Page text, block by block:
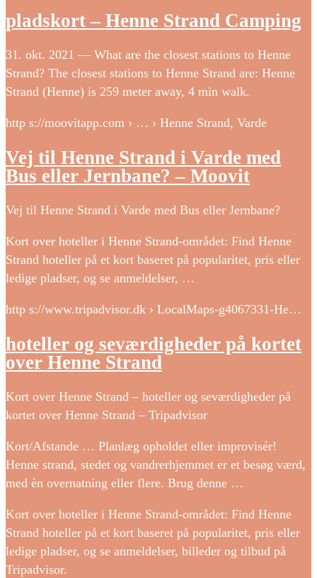
pladskort – Henne Strand Camping
31. okt. 2021 — What are the closest stations to Henne
Strand? The closest stations to Henne Strand are: Henne
Strand (Henne) is 259 meter away, 4 min walk.
http s://moovitapp.com › … › Henne Strand, Varde
Vej til Henne Strand i Varde med
Bus eller Jernbane? – Moovit
Vej til Henne Strand i Varde med Bus eller Jernbane?
Kort over hoteller i Henne Strand-området: Find Henne
Strand hoteller på et kort baseret på popularitet, pris eller
ledige pladser, og se anmeldelser, …
http s://www.tripadvisor.dk › LocalMaps-g4067331-He…
hoteller og seværdigheder på kortet
over Henne Strand
Kort over Henne Strand – hoteller og seværdigheder på
kortet over Henne Strand – Tripadvisor
Kort/Afstande … Planlæg opholdet eller improvisér!
Henne strand, stedet og vandrerhjemmet er et besøg værd,
med èn overnatning eller flere. Brug denne …
Kort over hoteller i Henne Strand-området: Find Henne
Strand hoteller på et kort baseret på popularitet, pris eller
ledige pladser, og se anmeldelser, billeder og tilbud på
Tripadvisor.